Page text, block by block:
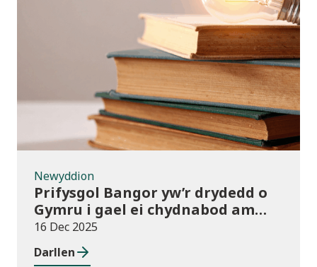
Newyddion
Newyddion
Prifysgol Bangor yw’r drydedd o
Gymru i gael ei chydnabod am
arferion gorau ym maes cwmnïau
deillio
16 Dec 2025
Darllen